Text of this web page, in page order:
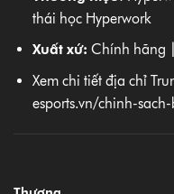
Mã sản
phẩm
Airy OC02
Bảo hành
12 tháng
Chất liệu
bề mặt
Lưới
Aeomesh